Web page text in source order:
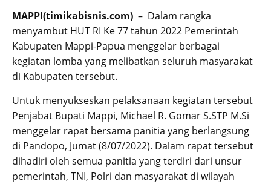
MAPPI(timikabisnis.com) – Dalam rangka
menyambut HUT RI Ke 77 tahun 2022 Pemerintah
Kabupaten Mappi-Papua menggelar berbagai
kegiatan lomba yang melibatkan seluruh masyarakat
di Kabupaten tersebut.
Untuk menyukseskan pelaksanaan kegiatan tersebut
Penjabat Bupati Mappi, Michael R. Gomar S.STP M.Si
menggelar rapat bersama panitia yang berlangsung
di Pandopo, Jumat (8/07/2022). Dalam rapat tersebut
dihadiri oleh semua panitia yang terdiri dari unsur
pemerintah, TNI, Polri dan masyarakat di wilayah